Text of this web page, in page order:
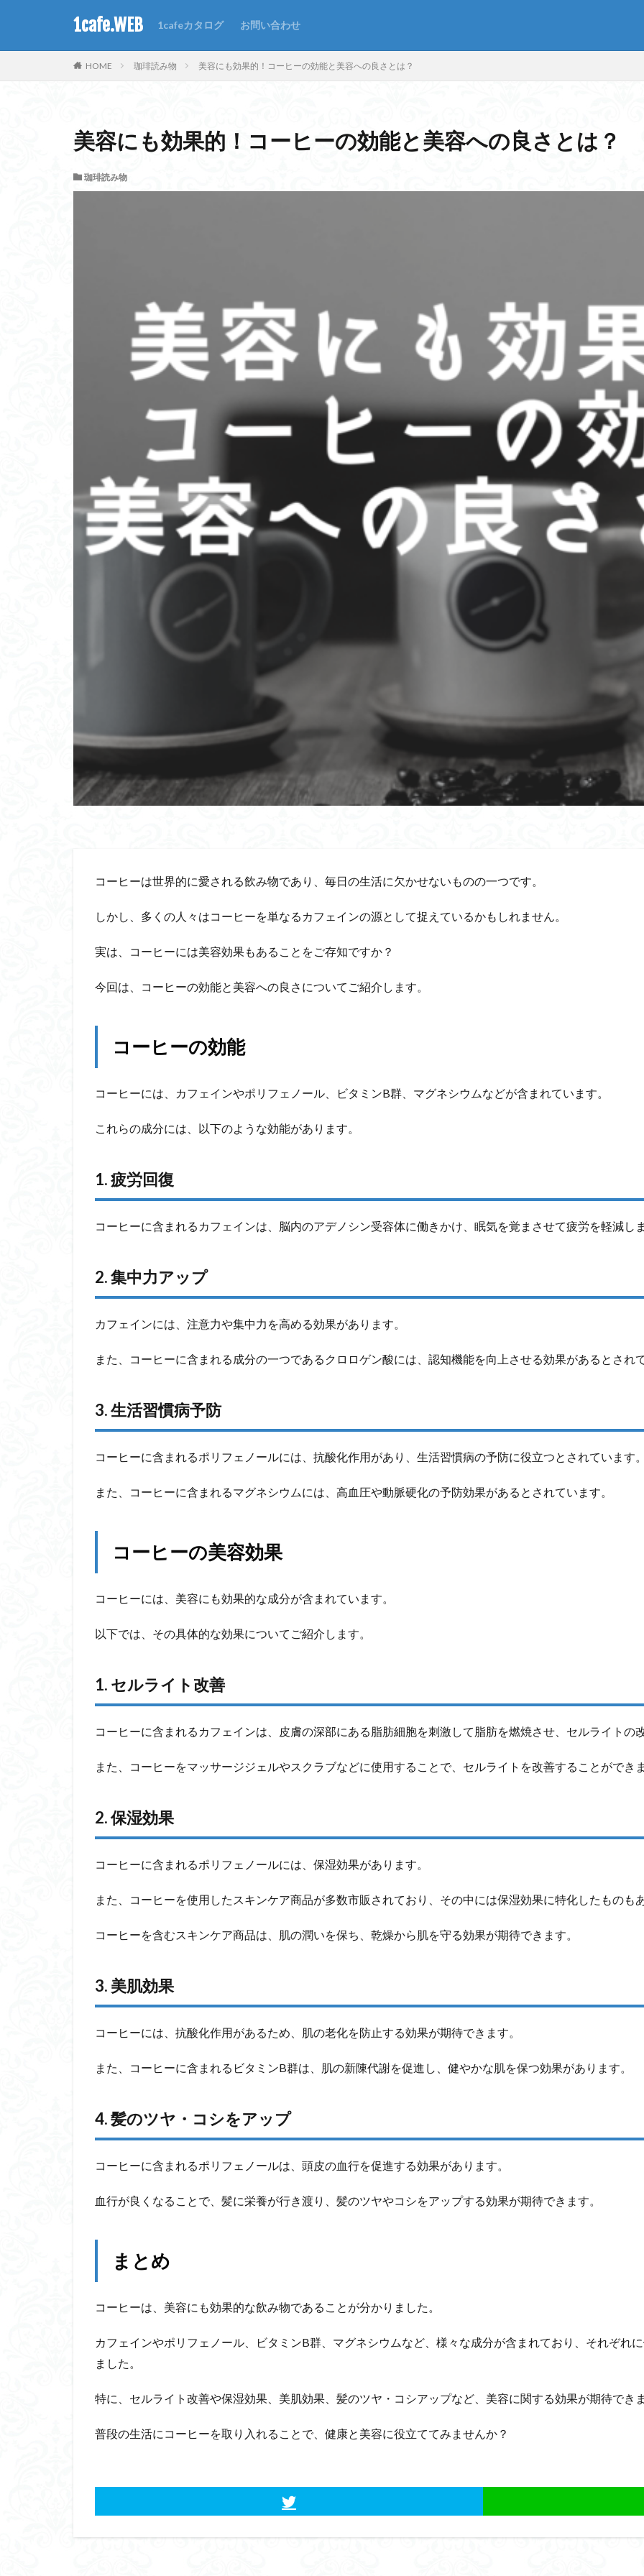
1cafe.WEB 1cafeカタログ お問い合わせ
HOME 珈琲読み物 美容にも効果的！コーヒーの効能と美容への良さとは？
美容にも効果的！コーヒーの効能と美容への良さとは？
珈琲読み物
コーヒーは世界的に愛される飲み物であり、毎日の生活に欠かせないものの一つです。
しかし、多くの人々はコーヒーを単なるカフェインの源として捉えているかもしれません。
実は、コーヒーには美容効果もあることをご存知ですか？
今回は、コーヒーの効能と美容への良さについてご紹介します。
コーヒーの効能
コーヒーには、カフェインやポリフェノール、ビタミンB群、マグネシウムなどが含まれています。
これらの成分には、以下のような効能があります。
1. 疲労回復
コーヒーに含まれるカフェインは、脳内のアデノシン受容体に働きかけ、眠気を覚まさせて疲労を軽減し
2. 集中力アップ
カフェインには、注意力や集中力を高める効果があります。
また、コーヒーに含まれる成分の一つであるクロロゲン酸には、認知機能を向上させる効果があるとされ
3. 生活習慣病予防
コーヒーに含まれるポリフェノールには、抗酸化作用があり、生活習慣病の予防に役立つとされています
また、コーヒーに含まれるマグネシウムには、高血圧や動脈硬化の予防効果があるとされています。
コーヒーの美容効果
コーヒーには、美容にも効果的な成分が含まれています。
以下では、その具体的な効果についてご紹介します。
1. セルライト改善
コーヒーに含まれるカフェインは、皮膚の深部にある脂肪細胞を刺激して脂肪を燃焼させ、セルライトの
また、コーヒーをマッサージジェルやスクラブなどに使用することで、セルライトを改善することができ
2. 保湿効果
コーヒーに含まれるポリフェノールには、保湿効果があります。
また、コーヒーを使用したスキンケア商品が多数市販されており、その中には保湿効果に特化したものも
コーヒーを含むスキンケア商品は、肌の潤いを保ち、乾燥から肌を守る効果が期待できます。
3. 美肌効果
コーヒーには、抗酸化作用があるため、肌の老化を防止する効果が期待できます。
また、コーヒーに含まれるビタミンB群は、肌の新陳代謝を促進し、健やかな肌を保つ効果があります。
4. 髪のツヤ・コシをアップ
コーヒーに含まれるポリフェノールは、頭皮の血行を促進する効果があります。
血行が良くなることで、髪に栄養が行き渡り、髪のツヤやコシをアップする効果が期待できます。
まとめ
コーヒーは、美容にも効果的な飲み物であることが分かりました。
カフェインやポリフェノール、ビタミンB群、マグネシウムなど、様々な成分が含まれており、それぞれ
ました。
特に、セルライト改善や保湿効果、美肌効果、髪のツヤ・コシアップなど、美容に関する効果が期待でき
普段の生活にコーヒーを取り入れることで、健康と美容に役立ててみませんか？
WEB デザイン SEO
1週間 SNS ブログ ホームページ まとめ 過去